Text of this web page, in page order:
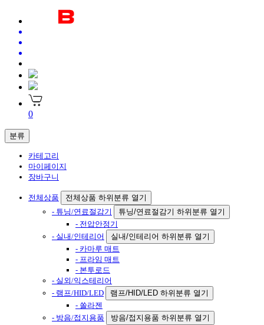
0
분류
카테고리
마이페이지
장바구니
전체상품
전체상품 하위분류 열기
- 튜닝/연료절감기
튜닝/연료절감기 하위분류 열기
- 전압안정기
- 실내/인테리어
실내/인테리어 하위분류 열기
- 카마루 매트
- 프라임 매트
- 본투로드
- 실외/익스테리어
- 램프/HID/LED
램프/HID/LED 하위분류 열기
- 쏠라젠
- 방음/접지용품
방음/접지용품 하위분류 열기